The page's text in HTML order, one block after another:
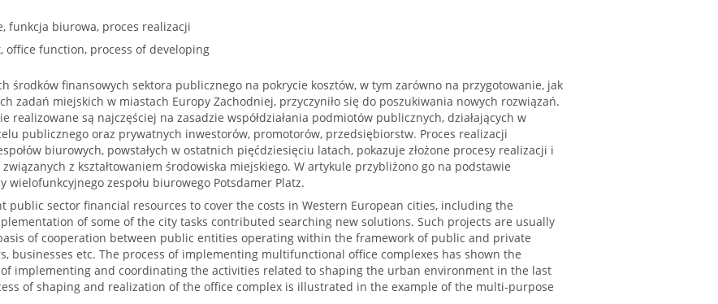
funkcja biurowa, proces realizacji
office function, process of developing
środków finansowych sektora publicznego na pokrycie kosztów, w tym zarówno na przygotowanie, jak
zadań miejskich w miastach Europy Zachodniej, przyczyniło się do poszukiwania nowych rozwiązań.
realizowane są najczęściej na zasadzie współdziałania podmiotów publicznych, działających w
publicznego oraz prywatnych inwestorów, promotorów, przedsiębiorstw. Proces realizacji
biurowych, powstałych w ostatnich pięćdziesięciu latach, pokazuje złożone procesy realizacji i
związanych z kształtowaniem środowiska miejskiego. W artykule przybliżono go na podstawie
wielofunkcyjnego zespołu biurowego Potsdamer Platz.
public sector financial resources to cover the costs in Western European cities, including the
of some of the city tasks contributed searching new solutions. Such projects are usually
of cooperation between public entities operating within the framework of public and private
businesses etc. The process of implementing multifunctional office complexes has shown the
of implementing and coordinating the activities related to shaping the urban environment in the last
of shaping and realization of the office complex is illustrated in the example of the multi-purpose